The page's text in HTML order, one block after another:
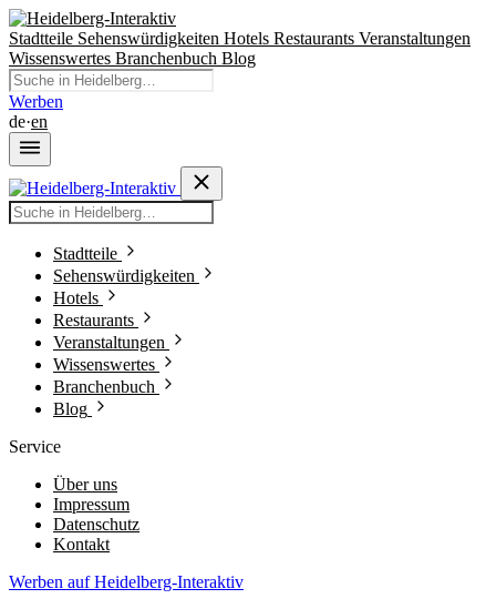
Stadtteile Sehenswürdigkeiten Hotels Restaurants Veranstaltungen
Wissenswertes Branchenbuch Blog
Werben
de·en
Stadtteile
Sehenswürdigkeiten
Hotels
Restaurants
Veranstaltungen
Wissenswertes
Branchenbuch
Blog
Service
Über uns
Impressum
Datenschutz
Kontakt
Werben auf Heidelberg-Interaktiv